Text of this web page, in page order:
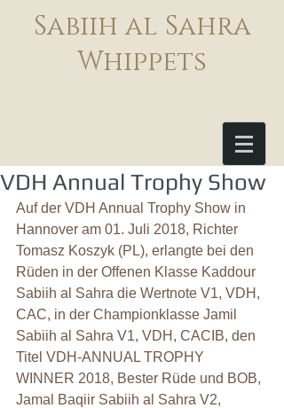
Sabiih al Sahra
Whippets
VDH Annual Trophy Show
Auf der VDH Annual Trophy Show in
Hannover am 01. Juli 2018, Richter
Tomasz Koszyk (PL), erlangte bei den
Rüden in der Offenen Klasse Kaddour
Sabiih al Sahra die Wertnote V1, VDH,
CAC, in der Championklasse Jamil
Sabiih al Sahra V1, VDH, CACIB, den
Titel VDH-ANNUAL TROPHY
WINNER 2018, Bester Rüde und BOB,
Jamal Baqiir Sabiih al Sahra V2,